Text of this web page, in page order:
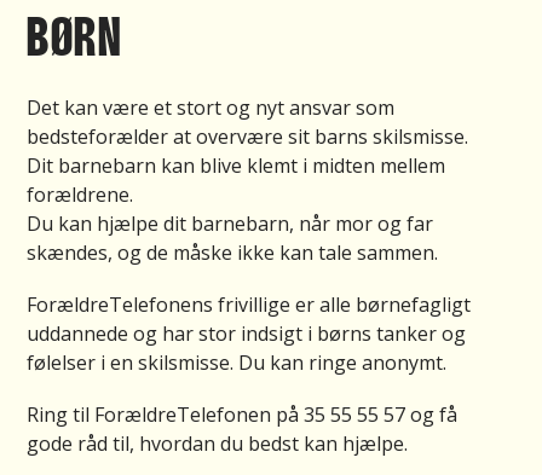
BØRN
Det kan være et stort og nyt ansvar som
bedsteforælder at overvære sit barns skilsmisse.
Dit barnebarn kan blive klemt i midten mellem
forældrene.
Du kan hjælpe dit barnebarn, når mor og far
skændes, og de måske ikke kan tale sammen.
ForældreTelefonens frivillige er alle børnefagligt
uddannede og har stor indsigt i børns tanker og
følelser i en skilsmisse. Du kan ringe anonymt.
Ring til ForældreTelefonen på 35 55 55 57 og få
gode råd til, hvordan du bedst kan hjælpe.